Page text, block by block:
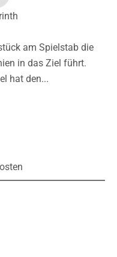
am Spielstab die
in das Ziel führt.
hat den...